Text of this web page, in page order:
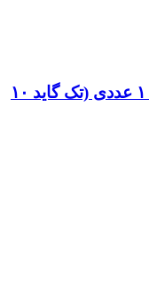
سوزن طب سوزنی KMS کره | ۱۰۰۰ عددی (تک گاید ۱۰